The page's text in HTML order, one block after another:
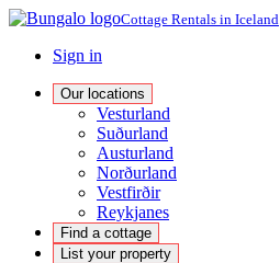
Cottage Rentals in Iceland
Sign in
Our locations
Vesturland
Suðurland
Austurland
Norðurland
Vestfirðir
Reykjanes
Find a cottage
List your property